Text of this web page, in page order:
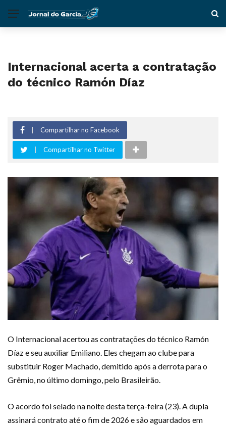
Internacional acerta a contratação
do técnico Ramón Díaz
Compartilhar no Facebook
Compartilhar no Twitter
O Internacional acertou as contratações do técnico Ramón
Díaz e seu auxiliar Emiliano. Eles chegam ao clube para
substituir Roger Machado, demitido após a derrota para o
Grêmio, no último domingo, pelo Brasileirão.
O acordo foi selado na noite desta terça-feira (23). A dupla
assinará contrato até o fim de 2026 e são aguardados em